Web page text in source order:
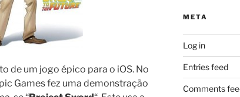
de um jogo épico para o iOS. No
Games fez uma demonstração
META
Log in
Entries feed
Comments